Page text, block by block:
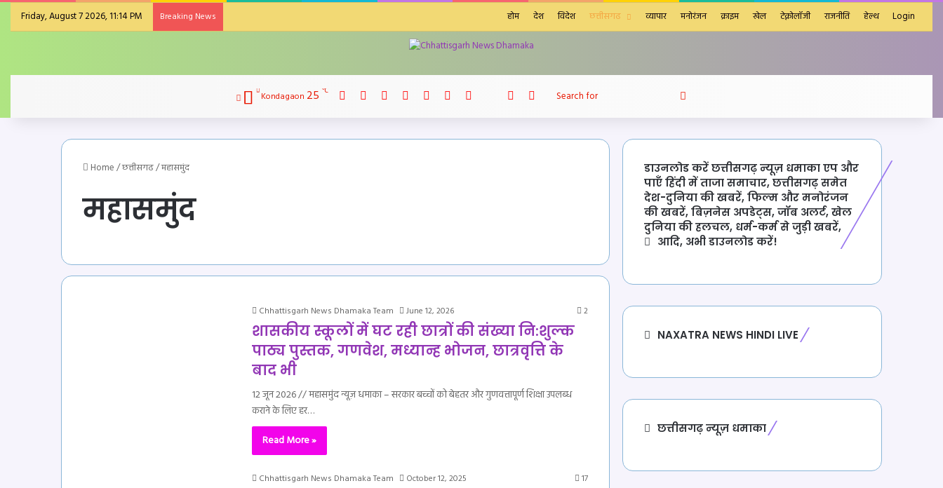
Friday, August 7 2026, 11:14 PM Breaking News होम देश विदेश छत्तीसगढ व्यापार मनोरंजन क्राइम खेल टेक्नोलॉजी राजनीति हेल्थ Login
Kondagaon 25 ℃ Facebook LinkedInYouTubeInstagramTelegramWhatsApptelegram
Sidebar Switch skin
for
Home/छत्तीसगढ/महासमुंद
महासमुंद
Chhattisgarh News Dhamaka Team June 12, 2026 2
शासकीय स्कूलों में घट रही छात्रों की संख्या नि:शुल्क
पाठ्य पुस्तक, गणवेश, मध्यान्ह भोजन, छात्रवृत्ति के
बाद भी
12 जून 2026 // महासमुंद न्यूज़ धमाका – सरकार बच्चों को बेहतर और गुणवत्तापूर्ण शिक्षा उपलब्ध
कराने के लिए हर…
Read More »
Chhattisgarh News Dhamaka Team October 12, 2025 17
डाउनलोड करें छत्तीसगढ़ न्यूज़ धमाका एप और
पाएँ हिंदी में ताजा समाचार, छत्तीसगढ़ समेत
देश-दुनिया की खबरें, फिल्म और मनोरंजन
की खबरें, बिज़नेस अपडेट्स, जॉब अलर्ट, खेल
दुनिया की हलचल, धर्म-कर्म से जुड़ी खबरें,
आदि, अभी डाउनलोड करें!
NAXATRA NEWS HINDI LIVE
छत्तीसगढ़ न्यूज़ धमाका